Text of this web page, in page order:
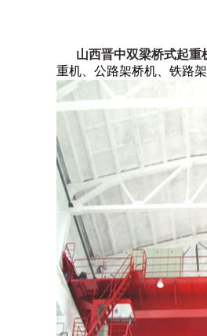
山西晋中双梁桥式起重
重机、公路架桥机、铁路